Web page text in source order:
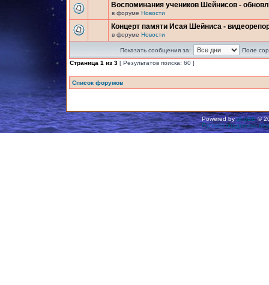
Воспоминания учеников Шейнисов -
в форуме Новости
Концерт памяти Исая Шейниса -
в форуме Новости
Показать сообщения за:
Поле
Страница 1 из 3 [ Результатов поиска: 60 ]
Список форумов
Powered byphpBB©
Русская поддержка